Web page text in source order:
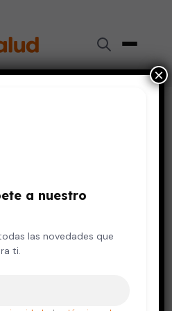
a las aspirinas
es debido a
a nuestro
las novedades que
ti.
×